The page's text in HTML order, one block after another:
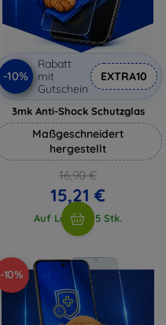
-10%
Rabatt
mit
Gutschein
EXTRA10
3mk Anti-Shock Schutzglas
Maßgeschneidert
hergestellt
16,90 €
15,21 €
Auf Lager > 5 Stk.
-10%